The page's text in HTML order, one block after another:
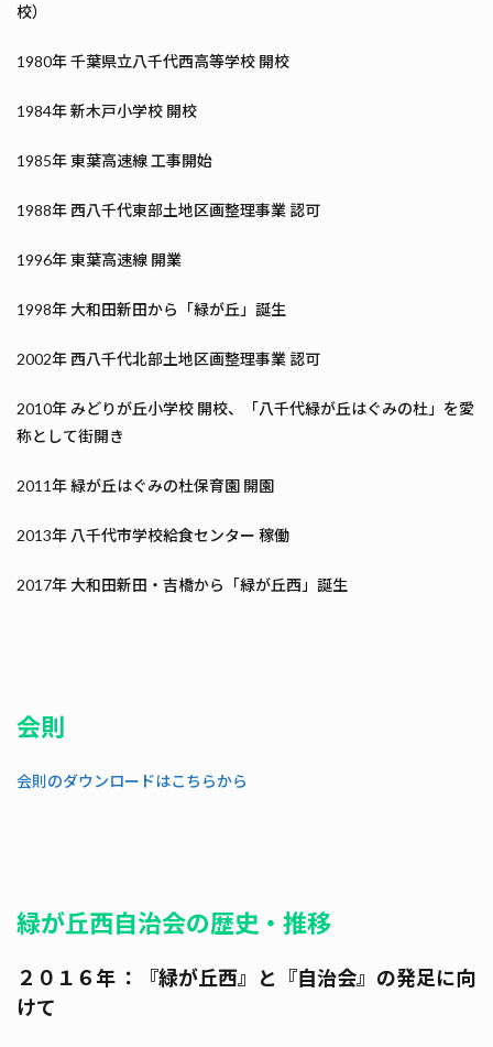
校）
1980年 千葉県立八千代西高等学校 開校
1984年 新木戸小学校 開校
1985年 東葉高速線 工事開始
1988年 西八千代東部土地区画整理事業 認可
1996年 東葉高速線 開業
1998年 大和田新田から「緑が丘」誕生
2002年 西八千代北部土地区画整理事業 認可
2010年 みどりが丘小学校 開校、「八千代緑が丘はぐみの杜」を愛
称として街開き
2011年 緑が丘はぐみの杜保育園 開園
2013年 八千代市学校給食センター 稼働
2017年 大和田新田・吉橋から「緑が丘西」誕生
会則
会則のダウンロードはこちらから
緑が丘西自治会の歴史・推移
２０１６年 ：『緑が丘西』と『自治会』の発足に向
けて